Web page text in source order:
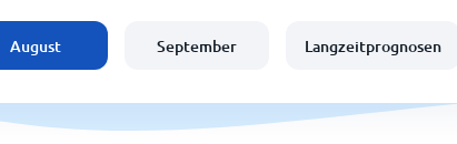
August September Langzeitprognosen